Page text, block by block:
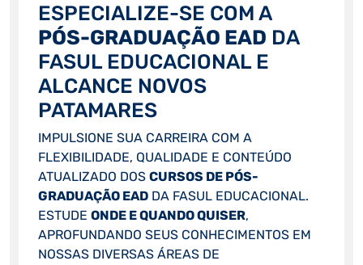
ESPECIALIZE-SE COM A
PÓS-GRADUAÇÃO EAD DA
FASUL EDUCACIONAL E
ALCANCE NOVOS
PATAMARES
IMPULSIONE SUA CARREIRA COM A
FLEXIBILIDADE, QUALIDADE E CONTEÚDO
ATUALIZADO DOS CURSOS DE PÓS-
GRADUAÇÃO EADDA FASUL EDUCACIONAL.
ESTUDE ONDE E QUANDO QUISER,
APROFUNDANDO SEUS CONHECIMENTOS EM
NOSSAS DIVERSAS ÁREAS DE